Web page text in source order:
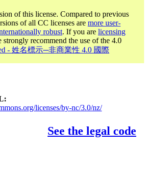
of this license. Compared to previous
of all CC licenses are more user-
robust. If you are licensing
strongly recommend the use of the 4.0
- 姓名標示─非商業性 4.0 國際
licenses/by-nc/3.0/nz/
See the legal code